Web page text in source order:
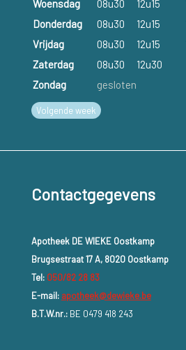
Woensdag
08u30 12u15
Donderdag
08u30 12u15
Vrijdag
08u30 12u15
Zaterdag
08u30
12u30
Zondag
gesloten
Volgende week
Contactgegevens
Apotheek DE WIEKE Oostkamp
Brugsestraat 17 A, 8020 Oostkamp
Tel: 050/82 28 83
E-mail: apotheek@dewieke.be
B.T.W.nr.:BE 0479 418 243